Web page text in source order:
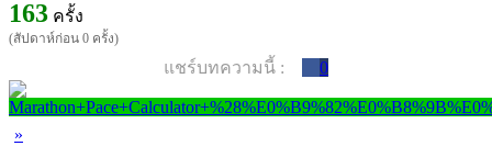
163 ครั้ง
(สัปดาห์ก่อน 0 ครั้ง)
แชร์บทความนี้ : 0
»